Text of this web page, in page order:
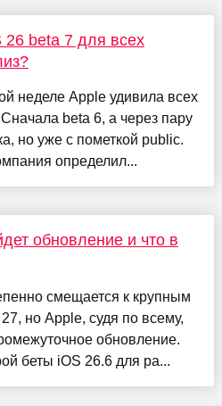
26 beta 7 для всех
неделе Apple удивила всех
beta 6, а через пару
но уже с пометкой public.
определил...
обновление и что в
смещается к крупным
но Apple, судя по всему,
обновление.
беты iOS 26.6 для ра...